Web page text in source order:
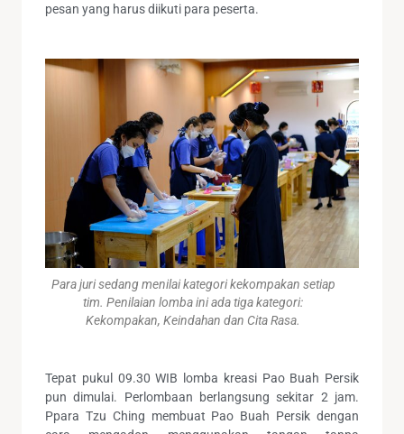
pesan yang harus diikuti para peserta.
Para juri sedang menilai kategori kekompakan setiap
tim. Penilaian lomba ini ada tiga kategori:
Kekompakan, Keindahan dan Cita Rasa.
Tepat pukul 09.30 WIB lomba kreasi Pao Buah Persik
pun dimulai. Perlombaan berlangsung sekitar 2 jam.
Ppara Tzu Ching membuat Pao Buah Persik dengan